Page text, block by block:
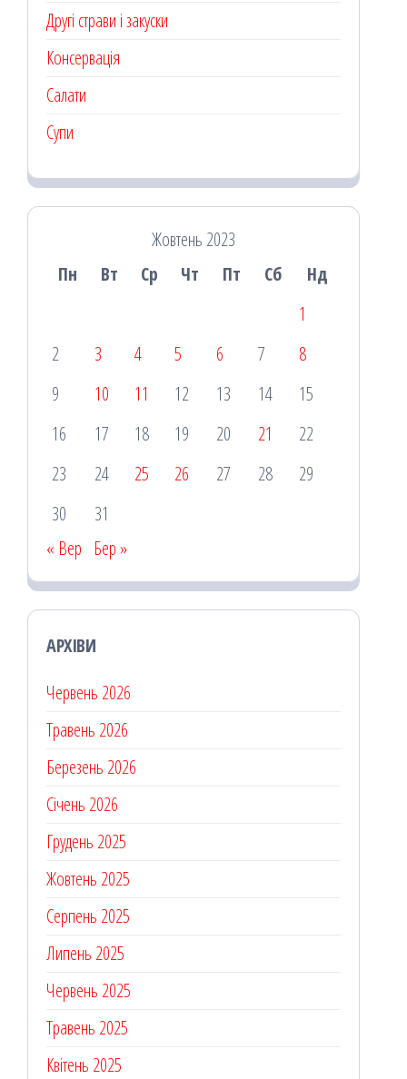
Другі страви і закуски
Консервація
Салати
Супи
Жовтень 2023
Пн
Вт Ср Чт Пт Сб
Нд
1
2
3 4 5 6 7
8
9
10 11 12 13 14
15
16
17 18 19 20 21
22
23
24 25 26 27 28
29
30
31
« Вер Бер »
АРХІВИ
Червень 2026
Травень 2026
Березень 2026
Січень 2026
Грудень 2025
Жовтень 2025
Серпень 2025
Липень 2025
Червень 2025
Травень 2025
Квітень 2025